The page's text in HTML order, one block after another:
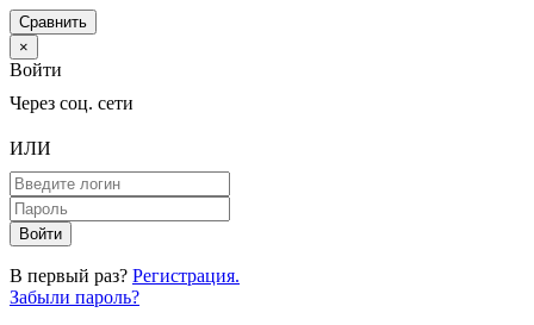
Сравнить
×
Войти
Через соц. сети
ИЛИ
В первый раз? Регистрация.
Забыли пароль?